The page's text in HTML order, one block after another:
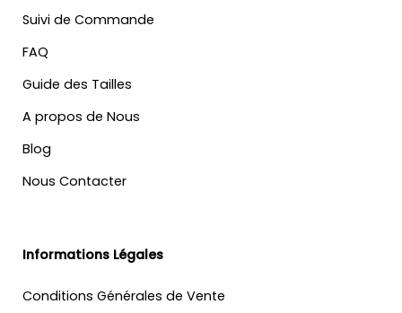
Suivi de Commande
FAQ
Guide des Tailles
A propos de Nous
Blog
Nous Contacter
Informations Légales
Conditions Générales de Vente